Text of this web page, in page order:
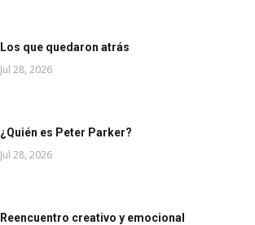
Los que quedaron atrás
Jul 28, 2026
¿Quién es Peter Parker?
Jul 28, 2026
Reencuentro creativo y emocional